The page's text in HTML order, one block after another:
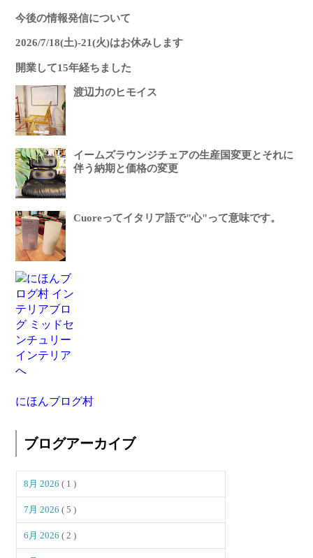
今後の情報発信について
2026/7/18(土)-21(火)はお休みします
開業して15年経ちました
渡辺力のヒモイス
イームズラウンジチェアの生産国変更とそれに
伴う納期と価格の変更
Cuoreってイタリア語で"心"って意味です。
にほんブログ村
ブログアーカイブ
8月 2026( 1 )
7月 2026( 5 )
6月 2026( 2 )